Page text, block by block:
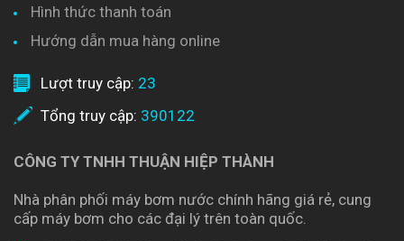
Hình thức thanh toán
Hướng dẫn mua hàng online
Lượt truy cập: 23
Tổng truy cập: 390122
CÔNG TY TNHH THUẬN HIỆP THÀNH
Nhà phân phối máy bơm nước chính hãng giá rẻ, cung
cấp máy bơm cho các đại lý trên toàn quốc.